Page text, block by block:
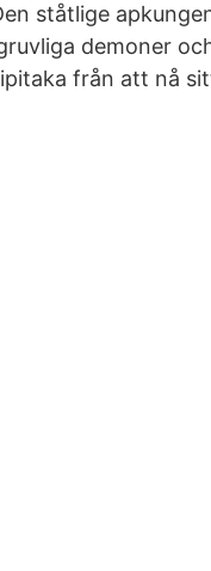
ståtlige
demoner
från att nå